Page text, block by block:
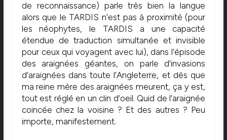
de reconnaissance) parle très bien la langue
alors que le TARDIS n’est pas à proximité (pour
les néophytes, le TARDIS a une capacité
étendue de traduction simultanée et invisible
pour ceux qui voyagent avec lui), dans l’épisode
des araignées géantes, on parle d’invasions
d’araignées dans toute l’Angleterre, et dès que
ma reine mère des araignées meurent, ça y est,
tout est réglé en un clin d’oeil. Quid de l’araignée
coincée chez la voisine ? Et des autres ? Peu
importe, manifestement.